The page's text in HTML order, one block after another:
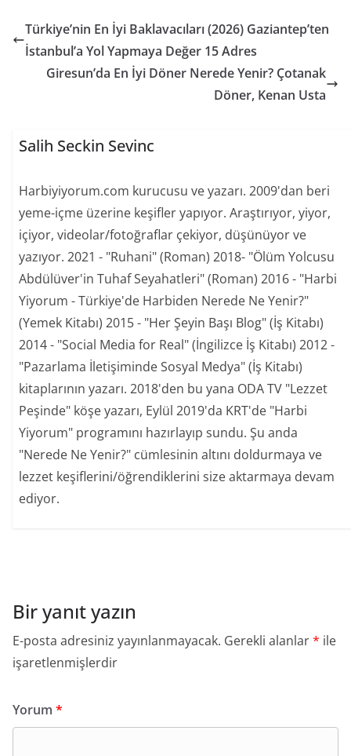
Türkiye’nin En İyi Baklavacıları (2026) Gaziantep’ten
İstanbul’a Yol Yapmaya Değer 15 Adres
Giresun’da En İyi Döner Nerede Yenir? Çotanak
Döner, Kenan Usta
Salih Seckin Sevinc
Harbiyiyorum.com kurucusu ve yazarı. 2009'dan beri
yeme-içme üzerine keşifler yapıyor. Araştırıyor, yiyor,
içiyor, videolar/fotoğraflar çekiyor, düşünüyor ve
yazıyor. 2021 - "Ruhani" (Roman) 2018- "Ölüm Yolcusu
Abdülüver'in Tuhaf Seyahatleri" (Roman) 2016 - "Harbi
Yiyorum - Türkiye'de Harbiden Nerede Ne Yenir?"
(Yemek Kitabı) 2015 - "Her Şeyin Başı Blog" (İş Kitabı)
2014 - "Social Media for Real" (İngilizce İş Kitabı) 2012 -
"Pazarlama İletişiminde Sosyal Medya" (İş Kitabı)
kitaplarının yazarı. 2018'den bu yana ODA TV "Lezzet
Peşinde" köşe yazarı, Eylül 2019'da KRT'de "Harbi
Yiyorum" programını hazırlayıp sundu. Şu anda
"Nerede Ne Yenir?" cümlesinin altını doldurmaya ve
lezzet keşiflerini/öğrendiklerini size aktarmaya devam
ediyor.
Bir yanıt yazın
E-posta adresiniz yayınlanmayacak. Gerekli alanlar* ile
işaretlenmişlerdir
Yorum *